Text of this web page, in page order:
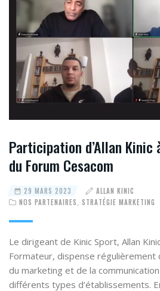
Participation d’Allan Kinic
du Forum Cesacom
29 MARS 2023
ALLAN KINIC
NOS PARTENAIRES
STRATÉGIE MARKETING
Le dirigeant de Kinic Sport, Allan
Formateur, dispense régulièrement
du marketing et de la
différents types d’établissements.